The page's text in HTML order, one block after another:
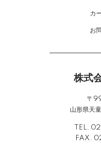
カ
お
株式
〒
山形県天
TEL.
FAX.